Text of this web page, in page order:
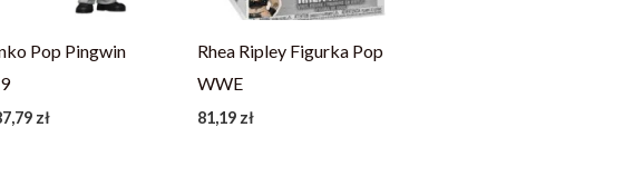
Pop Pingwin
zł
Rhea Ripley Figurka Pop
WWE
81,19 zł